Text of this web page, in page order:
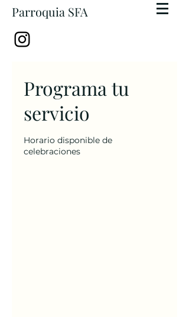
Parroquia SFA
Programa tu
servicio
Horario disponible de
celebraciones